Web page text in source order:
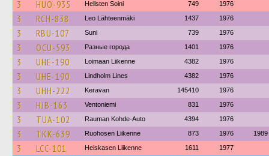
3 HUO-935 Hellsten Soini 749 1976
3 RCH-838 Leo Lähteenmäki 1437 1976
3 RBU-107 Suni 739 1976
3 OCU-593 Разные города 1401 1976
3 UHE-190 Loimaan Liikenne 4382 1976
3 UHE-190 Lindholm Lines 4382 1976
3 UHH-222 Keravan 145410 1976
3 HJB-163 Ventoniemi 831 1976
3 TUA-102 Rauman Kohde-Auto 4394 1976
3 TKK-639 Ruohosen Liikenne 873 1976 1989
3 LCC-101 Heiskasen Liikenne 1611 1977